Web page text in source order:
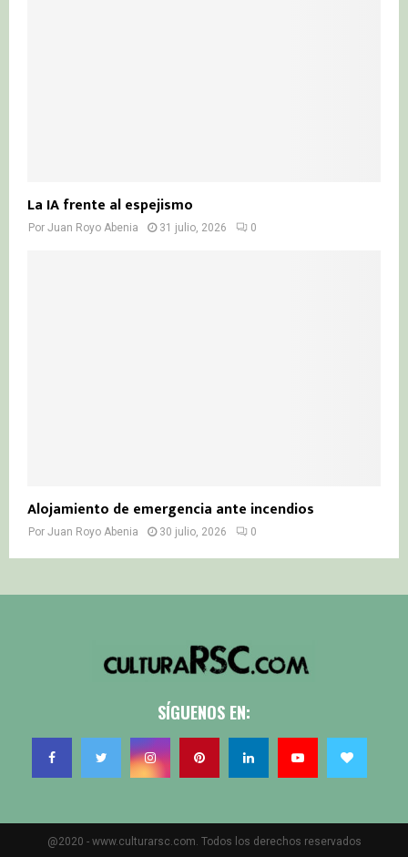
La IA frente al espejismo
Por Juan Royo Abenia 31 julio, 2026 0
Alojamiento de emergencia ante incendios
Por Juan Royo Abenia 30 julio, 2026 0
SÍGUENOS EN:
@2020 - www.culturarsc.com. Todos los derechos reservados